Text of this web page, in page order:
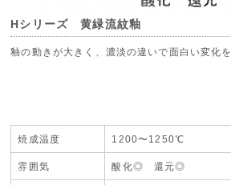
Hシリーズ 黄緑流紋釉
釉の動きが大きく、濃淡の違いで面白い変化
焼成温度 1200〜1250℃
雰囲気 酸化◎ 還元◎